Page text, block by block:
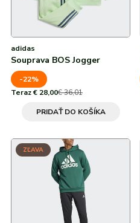
adidas
Souprava BOS Jogger
-22%
Teraz € 28,00€ 36,01
PRIDAŤ DO KOŠÍKA
ZĽAVA